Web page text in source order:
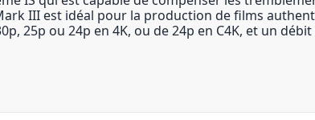
III est idéal pour la production de films
25p ou 24p en 4K, ou de 24p en C4K, et un